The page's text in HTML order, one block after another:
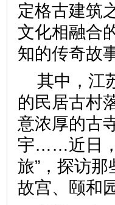
定格古建筑
文化相融合
知的传奇
其中，江
的民居古村
意浓厚的古
宇……近日，
旅”，探访
故宫、颐